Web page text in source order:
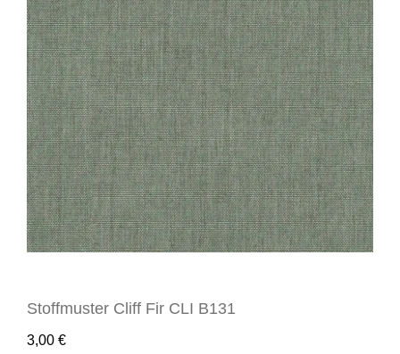
Stoffmuster Cliff Fir CLI B131
3,00 €